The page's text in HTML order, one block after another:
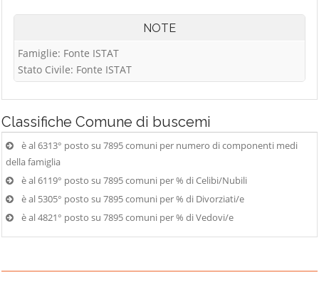
NOTE
Famiglie: Fonte ISTAT
Stato Civile: Fonte ISTAT
Classifiche Comune di buscemi
è al 6313° posto su 7895 comuni per numero di componenti medi
della famiglia
è al 6119° posto su 7895 comuni per % di Celibi/Nubili
è al 5305° posto su 7895 comuni per % di Divorziati/e
è al 4821° posto su 7895 comuni per % di Vedovi/e